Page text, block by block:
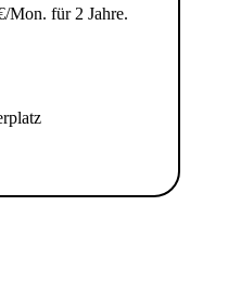
Mon. für 2 Jahre.